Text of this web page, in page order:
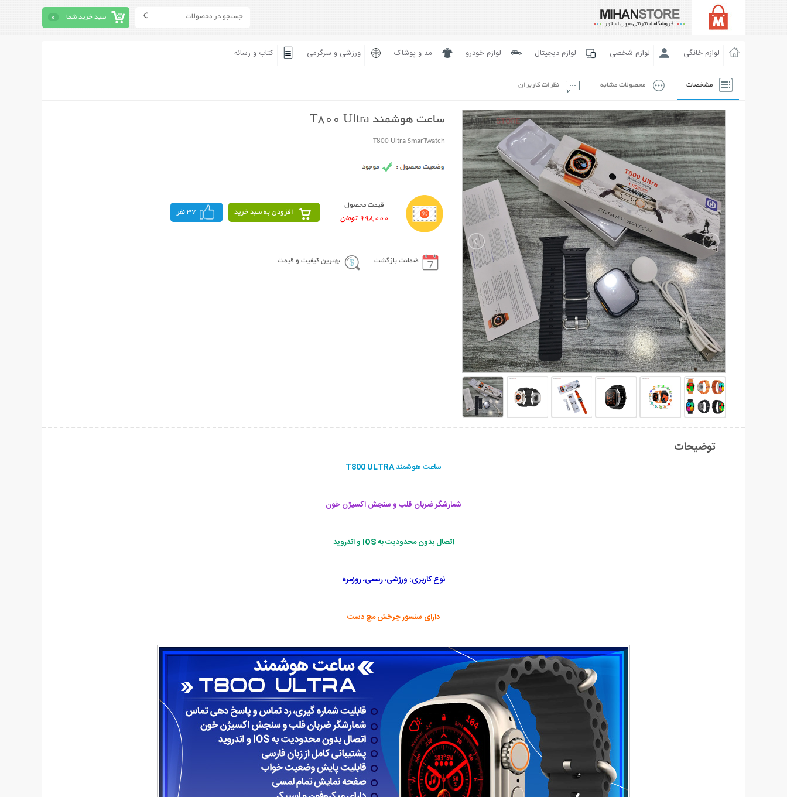
سبد خرید شما 0
لوازم خانگی لوازم شخصی لوازم دیجیتال لوازم خودرو مد و پوشاک ورزشی و سرگرمی کتاب و رسانه
مشخصات محصولات مشابه نظرات کاربران
ساعت هوشمند T800 Ultra
T800 Ultra SmarTwatch
قیمت محصول
998,000 تومان
افزودن به سبد خرید 37 نفر
ضمانت بازگشت بهترین کیفیت و قیمت
توضیحات
ساعت هوشمند T800 ULTRA
شمارشگر ضربان قلب و سنجش اکسیژن خون
اتصال بدون محدودیت به IOS و اندروید
نوع کاربری: ورزشی، رسمی، روزمره
دارای سنسور چرخش مچ دست